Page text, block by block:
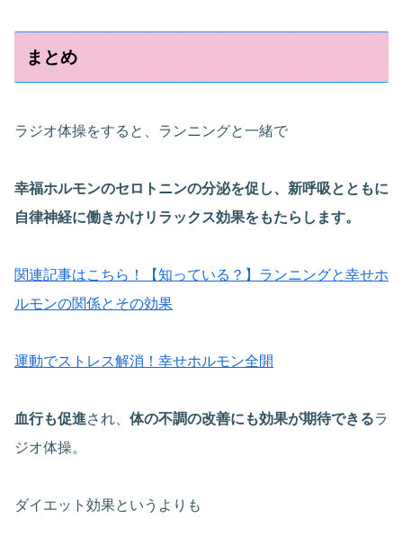
まとめ
ラジオ体操をすると、ランニングと一緒で
幸福ホルモンのセロトニンの分泌を促し、新呼吸とともに
自律神経に働きかけリラックス効果をもたらします。
関連記事はこちら！【知っている？】ランニングと幸せホ
ルモンの関係とその効果
運動でストレス解消！幸せホルモン全開
血行も促進され、 体の不調の改善にも効果が期待できるラ
ジオ体操。
ダイエット効果というよりも